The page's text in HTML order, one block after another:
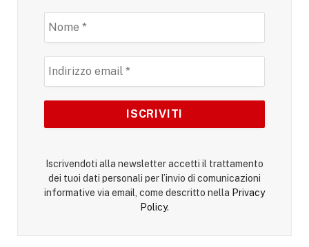
Iscrivendoti alla newsletter accetti il trattamento
dei tuoi dati personali per l’invio di comunicazioni
informative via email, come descritto nella Privacy
Policy.